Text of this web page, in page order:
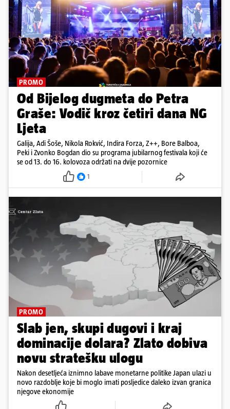
PROMO
Od Bijelog dugmeta do Petra
Graše: Vodič kroz četiri dana NG
Ljeta
Galija, Adi Šoše, Nikola Rokvić, Indira Forza, Z++, Bore Balboa,
Peki i Zvonko Bogdan dio su programa jubilarnog festivala koji će
se od 13. do 16. kolovoza održati na dvije pozornice
1
PROMO
Slab jen, skupi dugovi i kraj
dominacije dolara? Zlato dobiva
novu stratešku ulogu
Nakon desetljeća iznimno labave monetarne politike Japan ulazi u
novo razdoblje koje bi moglo imati posljedice daleko izvan granica
njegove ekonomije